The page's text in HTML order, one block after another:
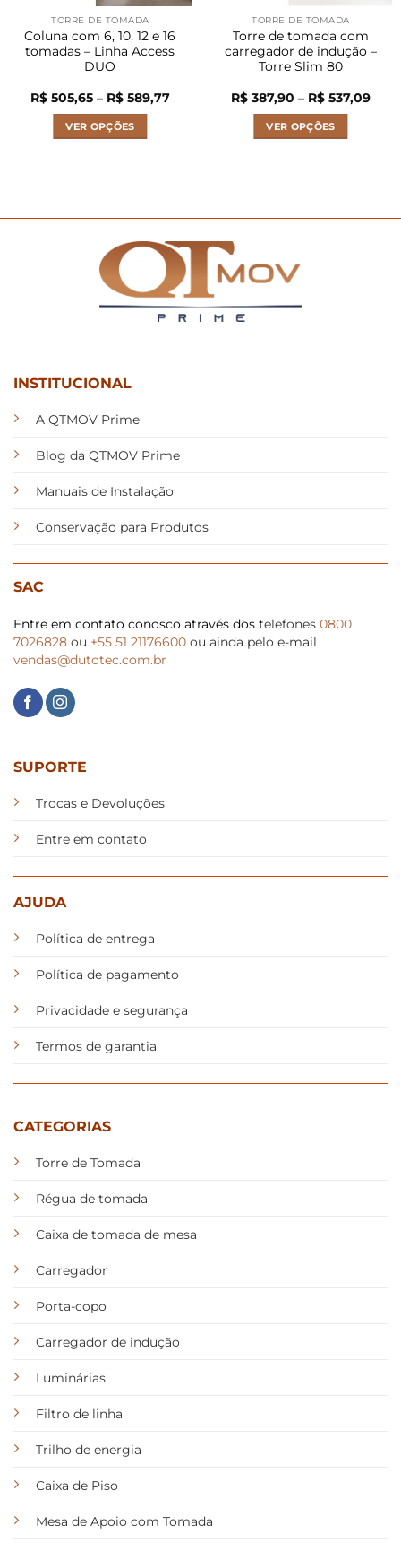
TORRE DE TOMADA
Coluna com 6, 10, 12 e 16
tomadas – Linha Access
DUO
R$505,65 – R$589,77Faixa
VER OPÇÕES
variantes.
opções
podem
ser
escolhidas
produto
TORRE DE TOMADA
Torre de tomada com
carregador de indução –
Torre Slim 80
R$ 387,90 – R$ 537,09
VER OPÇÕES
variantes.
INSTITUCIONAL
A QTMOV Prime
Blog da QTMOV Prime
Manuais de Instalação
Conservação para Produtos
SAC
Entre em contato conosco através dos telefones 0800
7026828 ou +55 51 21176600 ou ainda pelo e-mail
vendas@dutotec.com.br
SUPORTE
Trocas e Devoluções
Entre em contato
AJUDA
Política de entrega
Política de pagamento
Privacidade e segurança
Termos de garantia
CATEGORIAS
Torre de Tomada
Régua de tomada
Caixa de tomada de mesa
Carregador
Porta-copo
Carregador de indução
Luminárias
Filtro de linha
Trilho de energia
Caixa de Piso
Mesa de Apoio com Tomada